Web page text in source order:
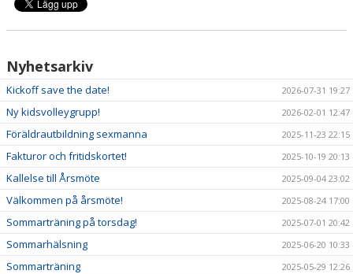
STÖDMEDLEM & WESTANFONDEN
KALENDER
Nyhetsarkiv
Kickoff save the date! 2026-07-31 19:27
Ny kidsvolleygrupp! 2026-02-01 12:47
Föräldrautbildning sexmanna 2025-11-23 22:15
Fakturor och fritidskortet! 2025-10-19 20:13
Kallelse till Årsmöte 2025-09-04 23:02
Välkommen på årsmöte! 2025-08-24 17:00
Sommarträning på torsdag! 2025-07-01 20:42
Sommarhälsning 2025-06-20 10:33
Sommarträning 2025-05-29 12:26